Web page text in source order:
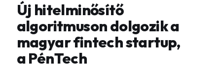
Új hitelminősítő
algoritmuson dolgozik a
magyar fintech startup,
a PénTech